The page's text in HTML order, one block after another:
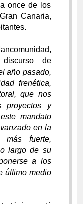
once de los
Canaria,
de
año pasado,
frenética,
que nos
proyectos y
mandato
en la
más fuerte,
largo de su
a los
último medio